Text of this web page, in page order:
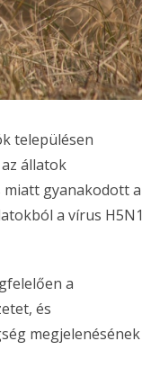
településen
állatok
miatt gyanakodott a
a vírus H5N1
a
és
megjelenésének